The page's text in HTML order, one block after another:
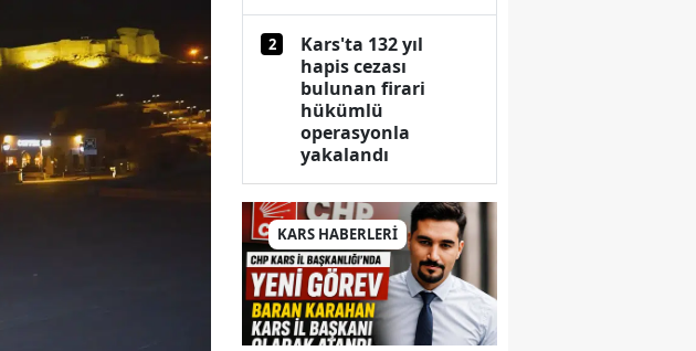
Çanakkale
Çorum
Denizli
Edirne
2
Kars'ta 132 yıl
hapis cezası
bulunan firari
hükümlü
operasyonla
yakalandı
KARS HABERLERİ